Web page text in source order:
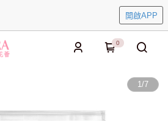
開啟APP
0
1/7